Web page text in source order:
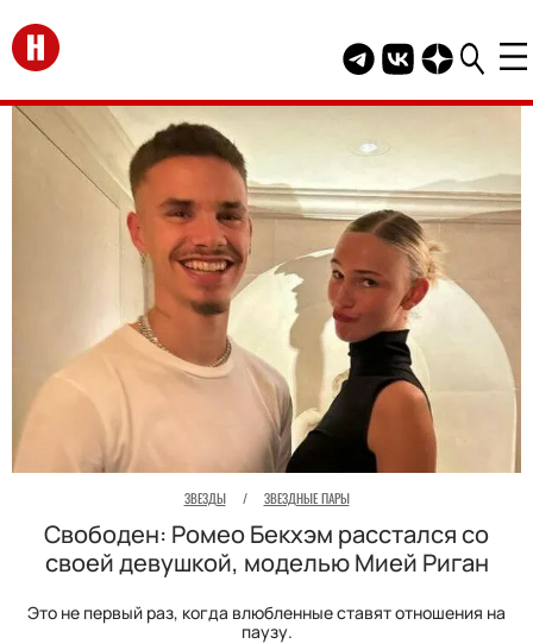
Перейти на главную
Telegram канал
Группа HELLO
Канал
ЗВЕЗДЫ / ЗВЕЗДНЫЕ ПАРЫ
Свободен: Ромео Бекхэм расстался со
своей девушкой, моделью Мией Риган
Это не первый раз, когда влюбленные ставят отношения на
паузу.